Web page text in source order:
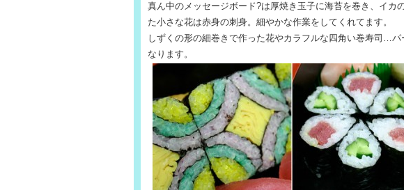
真ん中のメッセージボード?は厚焼き玉子に海苔を巻き、イカ
た小さな花は赤身の刺身。細やかな作業をしてくれてます。
しずくの形の細巻きで作った花やカラフルな四角い巻寿司…
なります。